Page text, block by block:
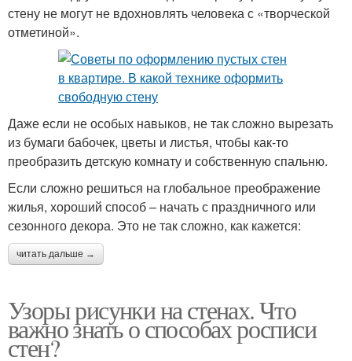
стену не могут не вдохновлять человека с «творческой
отметиной».
Даже если не особых навыков, не так сложно вырезать
из бумаги бабочек, цветы и листья, чтобы как-то
преобразить детскую комнату и собственную спальню.
Если сложно решиться на глобальное преображение
жилья, хороший способ – начать с праздничного или
сезонного декора. Это не так сложно, как кажется:
читать дальше →
Узоры рисунки на стенах. Что
важно знать о способах росписи
стен?